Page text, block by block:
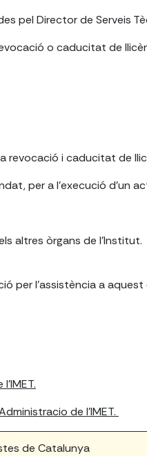
pel Director de Serveis
o caducitat de
revocació i caducitat de
per a l'execució d'un
altres òrgans de l'Institut.
per l'assistència a
de l'IMET.
de Catalunya